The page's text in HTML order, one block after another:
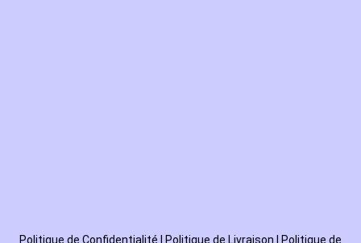
Politique de Confidentialité Politique de Livraison Politique de